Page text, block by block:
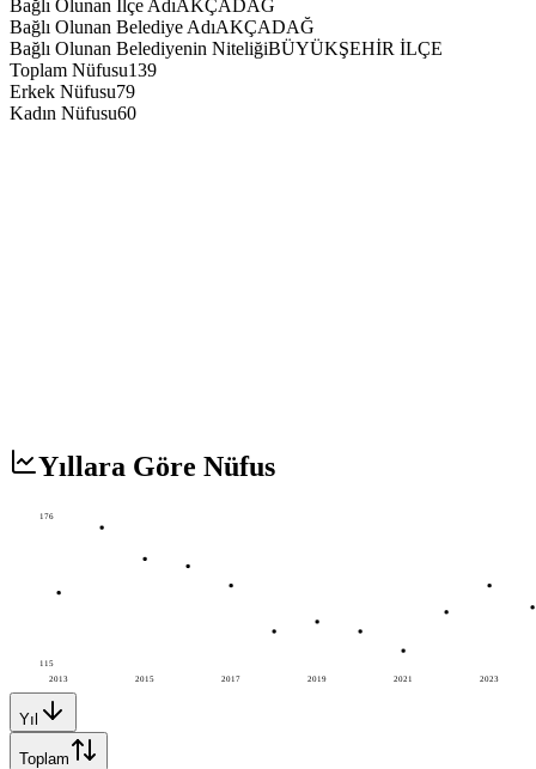
Bağlı Olunan İlçe AdıAKÇADAĞ
Bağlı Olunan Belediye AdıAKÇADAĞ
Bağlı Olunan Belediyenin NiteliğiBÜYÜKŞEHİR İLÇE
Toplam Nüfusu139
Erkek Nüfusu79
Kadın Nüfusu60
Yıllara Göre Nüfus
2013 2015 2017 2019 2021 2023
176
115
Yıl
Toplam